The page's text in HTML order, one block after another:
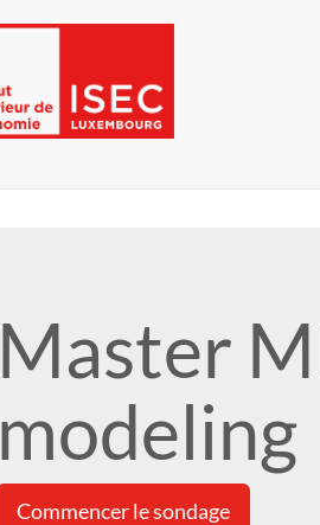
Master
modeling
Commencer le sondage